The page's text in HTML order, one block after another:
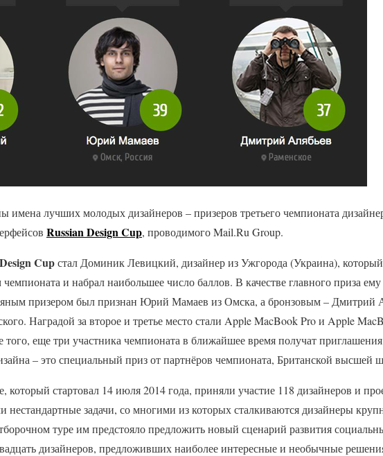
имена лучших молодых дизайнеров – призеров третьего чемпионата
Russian Design Cup, проводимого Mail.Ru Group.
Cupстал Доминик Левицкий, дизайнер из Ужгорода (Украина),
чемпионата и набрал наибольшее число баллов. В качестве главного приза ему
призером был признан Юрий Мамаев из Омска, а бронзовым – Дмитрий
Наградой за второе и третье место стали Apple MacBook Pro и Apple
того, еще три участника чемпионата в ближайшее время получат
– это специальный приз от партнёров чемпионата, Британской высшей
который стартовал 14 июля 2014 года, приняли участие 118 дизайнеров и
нестандартные задачи, со многими из которых сталкиваются дизайнеры
туре им предстояло предложить новый сценарий развития
дизайнеров, предложивших наиболее интересные и необычные